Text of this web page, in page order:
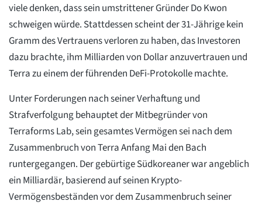
viele denken, dass sein umstrittener Gründer Do Kwon
schweigen würde. Stattdessen scheint der 31-Jährige kein
Gramm des Vertrauens verloren zu haben, das Investoren
dazu brachte, ihm Milliarden von Dollar anzuvertrauen und
Terra zu einem der führenden DeFi-Protokolle machte.
Unter Forderungen nach seiner Verhaftung und
Strafverfolgung behauptet der Mitbegründer von
Terraforms Lab, sein gesamtes Vermögen sei nach dem
Zusammenbruch von Terra Anfang Mai den Bach
runtergegangen. Der gebürtige Südkoreaner war angeblich
ein Milliardär, basierend auf seinen Krypto-
Vermögensbeständen vor dem Zusammenbruch seiner